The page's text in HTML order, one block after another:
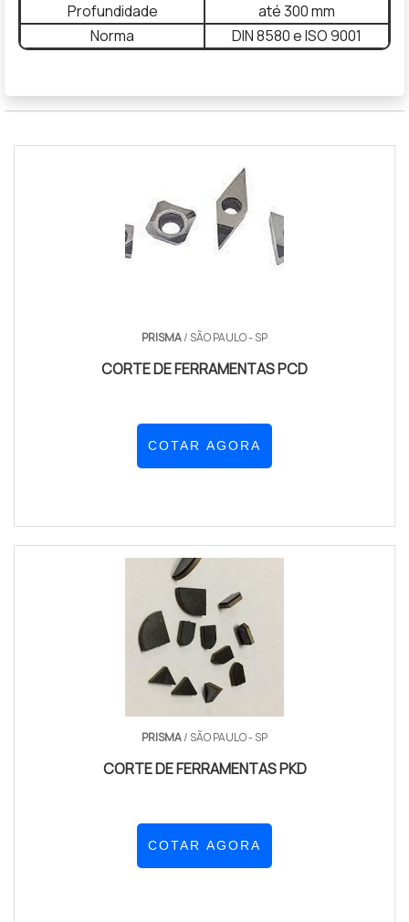
Profundidade
até 300 mm
Norma
DIN 8580 e ISO 9001
PRISMA/ SÃO PAULO - SP
CORTE DE FERRAMENTAS PCD
COTAR AGORA
PRISMA/ SÃO PAULO - SP
CORTE DE FERRAMENTAS PKD
COTAR AGORA